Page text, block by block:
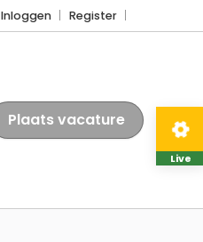
Inloggen Register
Plaats vacature
Live